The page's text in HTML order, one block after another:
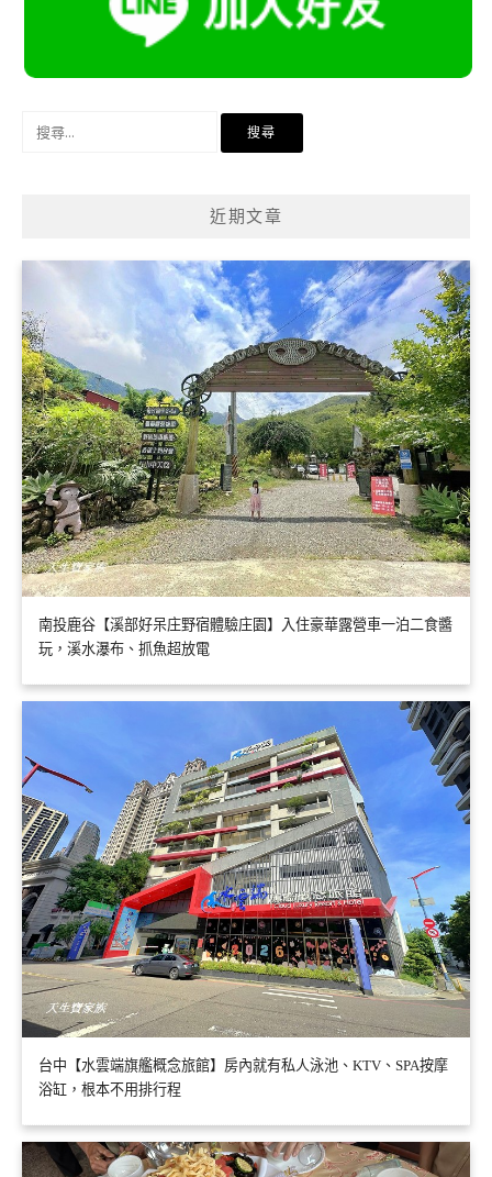
近期文章
南投鹿谷【溪部好呆庄野宿體驗庄園】入住豪華露營車一泊二食醬
玩，溪水瀑布、抓魚超放電
台中【水雲端旗艦概念旅館】房內就有私人泳池、KTV、SPA按摩
浴缸，根本不用排行程